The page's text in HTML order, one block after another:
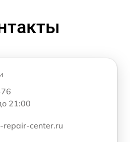
21:00
repair-center.ru